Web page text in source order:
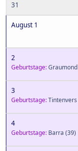
31
August 1
2
Geburtstage:Graumond
3
Geburtstage:Tintenvers
4
Geburtstage: Barra (39)